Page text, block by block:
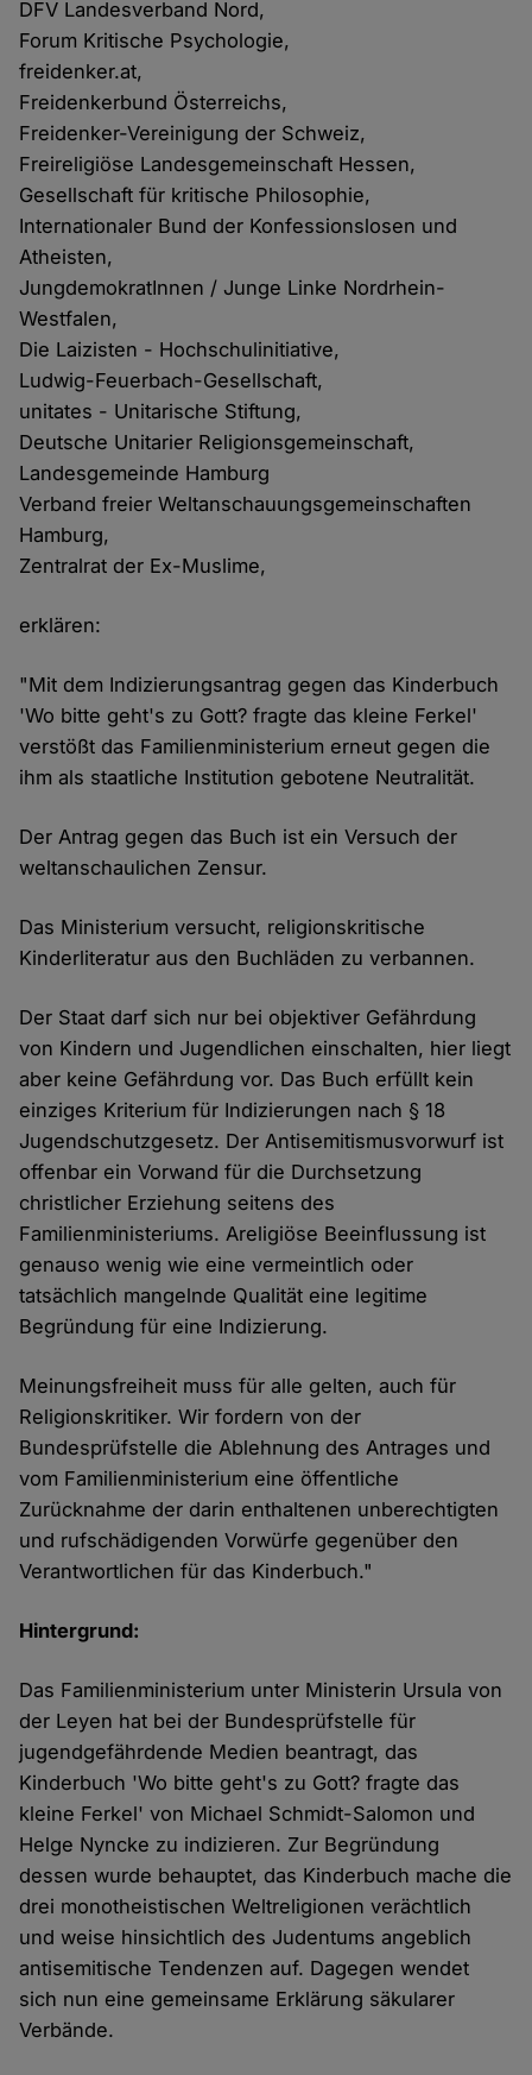
DFV Landesverband Nord,
Forum Kritische Psychologie,
freidenker.at,
Freidenkerbund Österreichs,
Freidenker-Vereinigung der Schweiz,
Freireligiöse Landesgemeinschaft Hessen,
Gesellschaft für kritische Philosophie,
Internationaler Bund der Konfessionslosen und
Atheisten,
JungdemokratInnen / Junge Linke Nordrhein-
Westfalen,
Die Laizisten - Hochschulinitiative,
Ludwig-Feuerbach-Gesellschaft,
unitates - Unitarische Stiftung,
Deutsche Unitarier Religionsgemeinschaft,
Landesgemeinde Hamburg
Verband freier Weltanschauungsgemeinschaften
Hamburg,
Zentralrat der Ex-Muslime,
erklären:
"Mit dem Indizierungsantrag gegen das Kinderbuch
'Wo bitte geht's zu Gott? fragte das kleine Ferkel'
verstößt das Familienministerium erneut gegen die
ihm als staatliche Institution gebotene Neutralität.
Der Antrag gegen das Buch ist ein Versuch der
weltanschaulichen Zensur.
Das Ministerium versucht, religionskritische
Kinderliteratur aus den Buchläden zu verbannen.
Der Staat darf sich nur bei objektiver Gefährdung
von Kindern und Jugendlichen einschalten, hier liegt
aber keine Gefährdung vor. Das Buch erfüllt kein
einziges Kriterium für Indizierungen nach § 18
Jugendschutzgesetz. Der Antisemitismusvorwurf ist
offenbar ein Vorwand für die Durchsetzung
christlicher Erziehung seitens des
Familienministeriums. Areligiöse Beeinflussung ist
genauso wenig wie eine vermeintlich oder
tatsächlich mangelnde Qualität eine legitime
Begründung für eine Indizierung.
Meinungsfreiheit muss für alle gelten, auch für
Religionskritiker. Wir fordern von der
Bundesprüfstelle die Ablehnung des Antrages und
vom Familienministerium eine öffentliche
Zurücknahme der darin enthaltenen unberechtigten
und rufschädigenden Vorwürfe gegenüber den
Verantwortlichen für das Kinderbuch."
Hintergrund:
Das Familienministerium unter Ministerin Ursula von
der Leyen hat bei der Bundesprüfstelle für
jugendgefährdende Medien beantragt, das
Kinderbuch 'Wo bitte geht's zu Gott? fragte das
kleine Ferkel' von Michael Schmidt-Salomon und
Helge Nyncke zu indizieren. Zur Begründung
dessen wurde behauptet, das Kinderbuch mache die
drei monotheistischen Weltreligionen verächtlich
und weise hinsichtlich des Judentums angeblich
antisemitische Tendenzen auf. Dagegen wendet
sich nun eine gemeinsame Erklärung säkularer
Verbände.